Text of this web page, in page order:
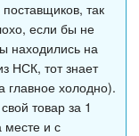
так
если бы не
находились на
НСК, тот знает
главное холодно).
товар за 1
месте и с